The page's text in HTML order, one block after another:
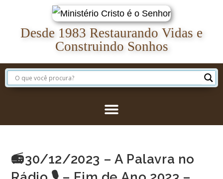
Desde 1983 Restaurando Vidas e
Construindo Sonhos
📻30/12/2023 – A Palavra no